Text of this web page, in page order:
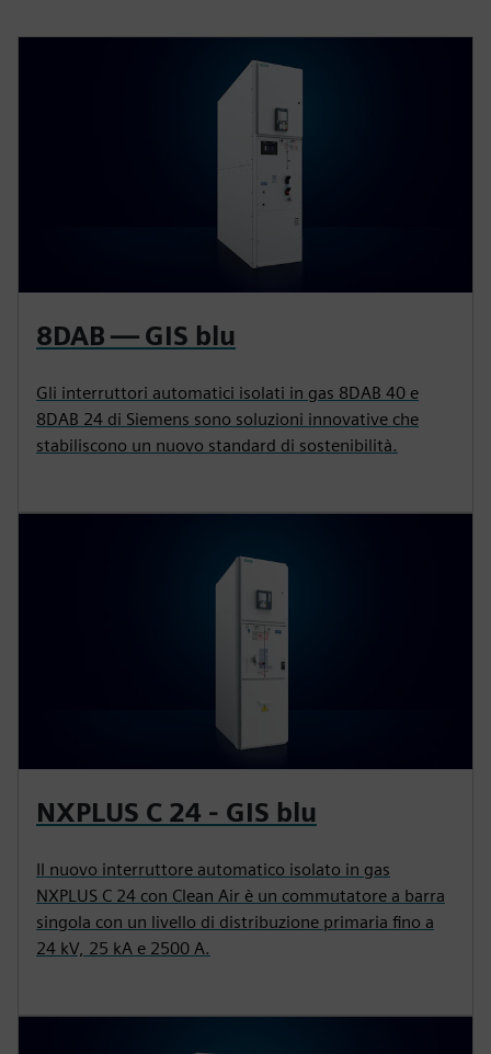
8DAB — GIS blu
Gli interruttori automatici isolati in gas 8DAB 40 e
8DAB 24 di Siemens sono soluzioni innovative che
stabiliscono un nuovo standard di sostenibilità.
NXPLUS C 24 - GIS blu
Il nuovo interruttore automatico isolato in gas
NXPLUS C 24 con Clean Air è un commutatore a barra
singola con un livello di distribuzione primaria fino a
24 kV, 25 kA e 2500 A.